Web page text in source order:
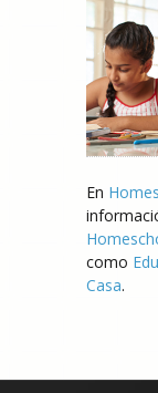
En
como
Casa.